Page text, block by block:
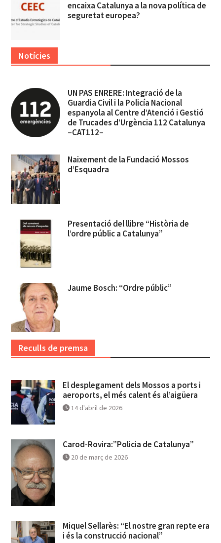
encaixa Catalunya a la nova política de
seguretat europea?
Notícies
UN PAS ENRERE: Integració de la
Guardia Civil i la Policía Nacional
espanyola al Centre d’Atenció i Gestió
de Trucades d’Urgència 112 Catalunya
–CAT112–
Naixement de la Fundació Mossos
d’Esquadra
Presentació del llibre “Història de
l’ordre públic a Catalunya”
Jaume Bosch: “Ordre públic”
Reculls de premsa
El desplegament dels Mossos a ports i
aeroports, el més calent és al’aigüera
14 d'abril de 2026
Carod-Rovira:”Policia de Catalunya”
20 de març de 2026
Miquel Sellarès: “El nostre gran repte era
i és la construcció nacional”